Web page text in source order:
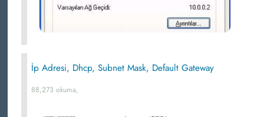
İp Adresi, Dhcp, Subnet Mask, Default Gateway
88,273 okuma,